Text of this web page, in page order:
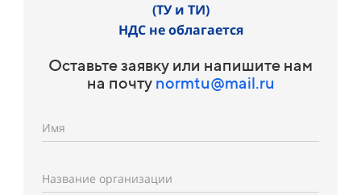
(ТУ и ТИ)
НДС не облагается
Оставьте заявку или напишите нам
на почту normtu@mail.ru
Имя
Название организации